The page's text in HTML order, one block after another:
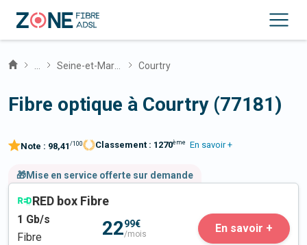
Courtry
Fibre optique à Courtry (77181)
Note : 98,41 /100 Classement : 1270ème En savoir +
🎁Mise en service offerte sur demande
RED box Fibre
1 Gb/s
Fibre
2299€
/mois En savoir +